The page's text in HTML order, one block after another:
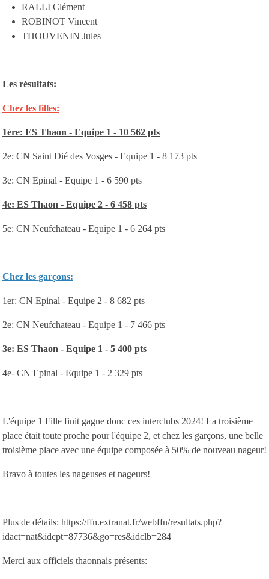
RALLI Clément
ROBINOT Vincent
THOUVENIN Jules
Les résultats:
Chez les filles:
1ère: ES Thaon - Equipe 1 - 10 562 pts
2e: CN Saint Dié des Vosges - Equipe 1 - 8 173 pts
3e: CN Epinal - Equipe 1 - 6 590 pts
4e: ES Thaon - Equipe 2 - 6 458 pts
5e: CN Neufchateau - Equipe 1 - 6 264 pts
Chez les garçons:
1er: CN Epinal - Equipe 2 - 8 682 pts
2e: CN Neufchateau - Equipe 1 - 7 466 pts
3e: ES Thaon - Equipe 1 - 5 400 pts
4e- CN Epinal - Equipe 1 - 2 329 pts
L'équipe 1 Fille finit gagne donc ces interclubs 2024! La troisième
place était toute proche pour l'équipe 2, et chez les garçons, une belle
troisième place avec une équipe composée à 50% de nouveau nageur!
Bravo à toutes les nageuses et nageurs!
Plus de détails: https://ffn.extranat.fr/webffn/resultats.php?
idact=nat&idcpt=87736&go=res&idclb=284
Merci aux officiels thaonnais présents: